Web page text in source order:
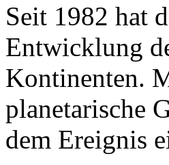
Seit 1982 hat
Entwicklung
Kontinenten.
planetarische
dem Ereignis